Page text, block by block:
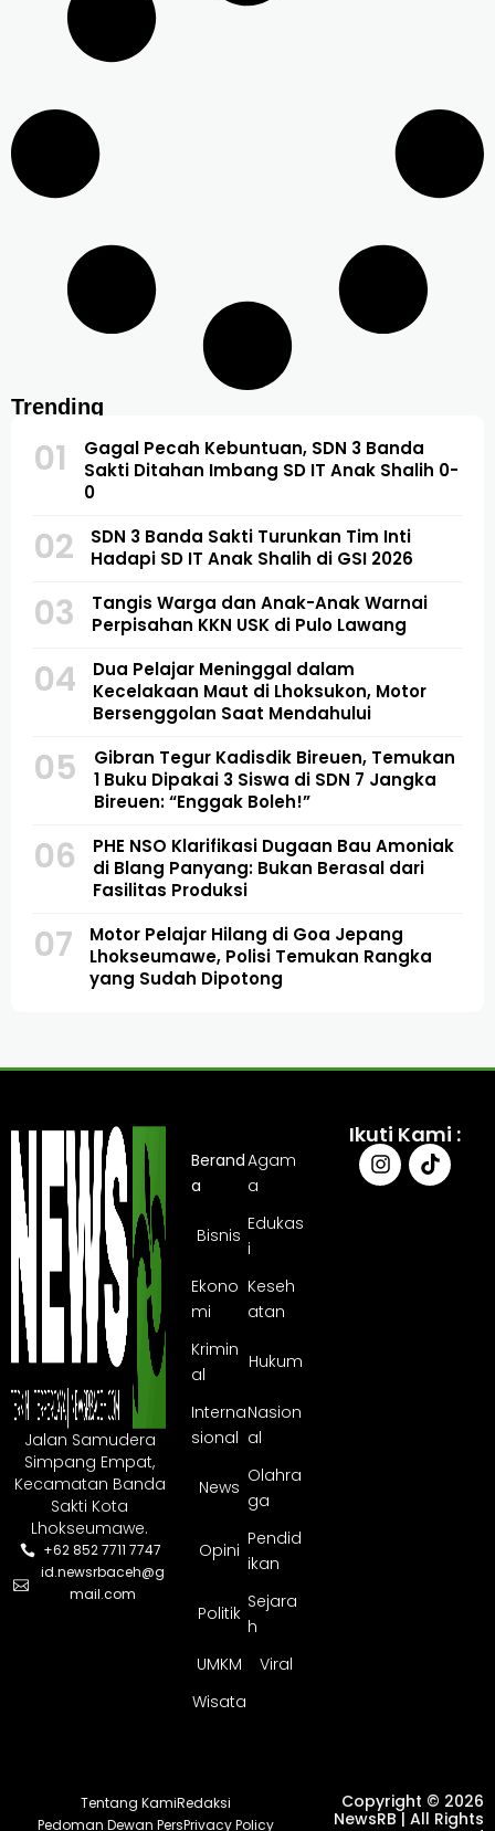
Trending
01
Gagal Pecah Kebuntuan, SDN 3 Banda
Sakti Ditahan Imbang SD IT Anak Shalih 0-
0
02
SDN 3 Banda Sakti Turunkan Tim Inti
Hadapi SD IT Anak Shalih di GSI 2026
03
Tangis Warga dan Anak-Anak Warnai
Perpisahan KKN USK di Pulo Lawang
04
Dua Pelajar Meninggal dalam
Kecelakaan Maut di Lhoksukon, Motor
Bersenggolan Saat Mendahului
05
Gibran Tegur Kadisdik Bireuen, Temukan
1 Buku Dipakai 3 Siswa di SDN 7 Jangka
Bireuen: “Enggak Boleh!”
06
PHE NSO Klarifikasi Dugaan Bau Amoniak
di Blang Panyang: Bukan Berasal dari
Fasilitas Produksi
07
Motor Pelajar Hilang di Goa Jepang
Lhokseumawe, Polisi Temukan Rangka
yang Sudah Dipotong
Jalan Samudera
Simpang Empat,
Kecamatan Banda
Sakti Kota
Lhokseumawe.
+62 852 7711 7747
id.newsrbaceh@g
mail.com
Berand
a
Agam
a
Bisnis
Edukas
i
Ekono
mi
Keseh
atan
Krimin
al
Hukum
Interna
sional
Nasion
al
News
Olahra
ga
Opini
Pendid
ikan
Politik
Sejara
h
UMKM
Viral
Wisata
Ikuti Kami :
Tentang KamiRedaksi
Pedoman Dewan PersPrivacy Policy
Copyright © 2026
NewsRB | All Rights